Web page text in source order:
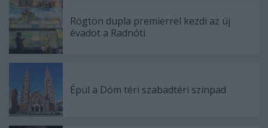
Rögtön dupla premierrel kezdi az új
évadot a Radnóti
Épül a Dóm téri szabadtéri színpad